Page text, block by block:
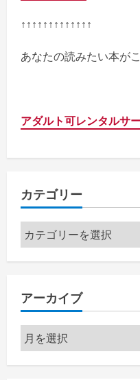
↑↑↑↑↑↑↑↑↑↑↑↑↑
あなたの読みたい本が
アダルト可レンタルサ
カテゴリー
カ
テ
ー
アーカイブ
ア
ー